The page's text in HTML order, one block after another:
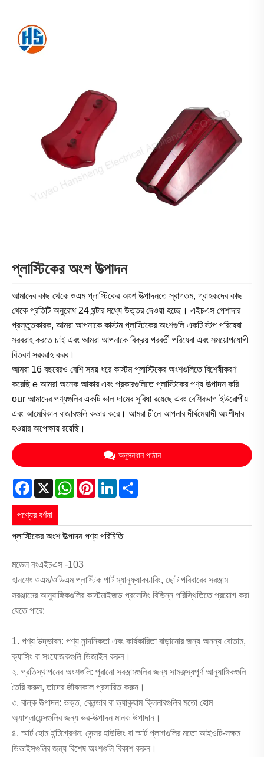
প্লাস্টিকের অংশ উত্পাদন
আমাদের কাছ থেকে ওএম প্লাস্টিকের অংশ উত্পাদনতে স্বাগতম, গ্রাহকদের কাছ
থেকে প্রতিটি অনুরোধ 24 ঘন্টার মধ্যে উত্তর দেওয়া হচ্ছে। এইচএস পেশাদার
প্রস্তুতকারক, আমরা আপনাকে কাস্টম প্লাস্টিকের অংশগুলি একটি স্টপ পরিষেবা
সরবরাহ করতে চাই এবং আমরা আপনাকে বিক্রয় পরবর্তী পরিষেবা এবং সময়োপযোগী
বিতরণ সরবরাহ করব।
আমরা 16 বছরেরও বেশি সময় ধরে কাস্টম প্লাস্টিকের অংশগুলিতে বিশেষীকরণ
করেছি e আমরা অনেক আকার এবং প্রকারগুলিতে প্লাস্টিকের পণ্য উত্পাদন করি
our আমাদের পণ্যগুলির একটি ভাল দামের সুবিধা রয়েছে এবং বেশিরভাগ ইউরোপীয়
এবং আমেরিকান বাজারগুলি কভার করে। আমরা চীনে আপনার দীর্ঘমেয়াদী অংশীদার
হওয়ার অপেক্ষায় রয়েছি।
অনুসন্ধান পাঠান
Facebook
X WhatsApp
PinterestLinkedIn
পণ্যের বর্ণনা
প্লাস্টিকের অংশ উত্পাদন পণ্য পরিচিতি
মডেল নংএইচএস -103
হানশেং ওএম/ওডিএম প্লাস্টিক পার্ট ম্যানুফ্যাকচারিং, ছোট পরিবারের সরঞ্জাম
সরঞ্জামের আনুষাঙ্গিকগুলির কাস্টমাইজড প্রসেসিং বিভিন্ন পরিস্থিতিতে প্রয়োগ করা
যেতে পারে:
1. পণ্য উদ্ভাবন: পণ্য নান্দনিকতা এবং কার্যকারিতা বাড়ানোর জন্য অনন্য বোতাম,
ক্যাসিং বা সংযোজকগুলি ডিজাইন করুন।
২. প্রতিস্থাপনের অংশগুলি: পুরানো সরঞ্জামগুলির জন্য সামঞ্জস্যপূর্ণ আনুষাঙ্গিকগুলি
তৈরি করুন, তাদের জীবনকাল প্রসারিত করুন।
৩. বাল্ক উত্পাদন: ভক্ত, ব্লেন্ডার বা ভ্যাকুয়াম ক্লিনারগুলির মতো হোম
অ্যাপ্লায়েন্সগুলির জন্য ভর-উত্পাদন মানক উপাদান।
৪. স্মার্ট হোম ইন্টিগ্রেশন: সেন্সর হাউজিং বা স্মার্ট প্লাগগুলির মতো আইওটি-সক্ষম
ডিভাইসগুলির জন্য বিশেষ অংশগুলি বিকাশ করুন।